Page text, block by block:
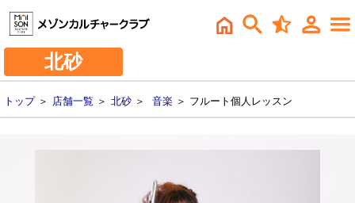
北砂
トップ＞ 店舗一覧 ＞ 北砂 ＞ 音楽 ＞ フルート個人レッスン